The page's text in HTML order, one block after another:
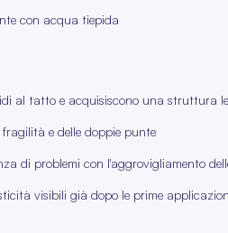
con acqua tiepida
al tatto e acquisiscono una struttura
e delle doppie punte
di problemi con l'aggrovigliamento
visibili già dopo le prime